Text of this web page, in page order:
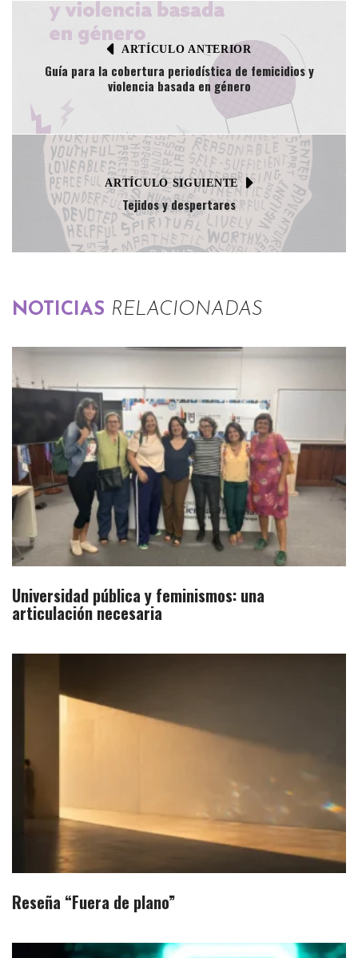
ARTÍCULO ANTERIOR
Guía para la cobertura periodística de femicidios y
violencia basada en género
ARTÍCULO SIGUIENTE
Tejidos y despertares
NOTICIAS RELACIONADAS
Universidad pública y feminismos: una
articulación necesaria
Reseña “Fuera de plano”